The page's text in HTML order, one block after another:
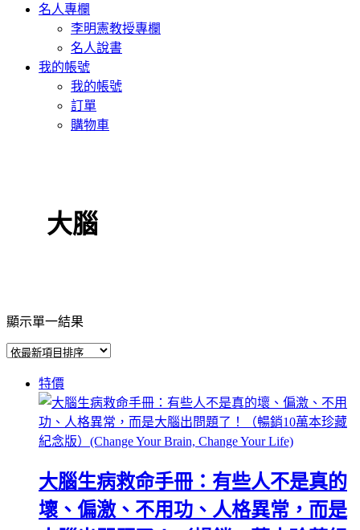
名人專欄
李明憲教授專欄
名人說書
我的帳號
我的帳號
訂單
購物車
大腦
顯示單一結果
特價
大腦生病救命手冊：有些人不是真的
壞、偏激、不用功、人格異常，而是